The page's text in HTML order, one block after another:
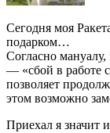
Сегодня моя
подарком…
Согласно
— «сбой в работе
позволяет
этом возможно
Приехал я значит